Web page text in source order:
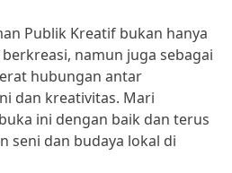
Publik Kreatif bukan hanya
namun juga sebagai
hubungan antar
dan kreativitas. Mari
ini dengan baik dan terus
seni dan budaya lokal di